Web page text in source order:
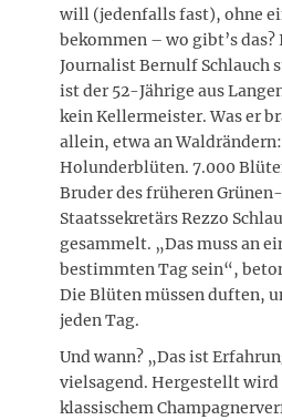
will (jedenfalls fast), ohne
bekommen – wo gibt’s
Journalist Bernulf Schlauch
ist der 52-Jährige aus
kein Kellermeister. Was er
allein, etwa an
Holunderblüten. 7.000
Bruder des früheren
Staatssekretärs Rezzo
gesammelt. „Das muss an
bestimmten Tag sein“,
Die Blüten müssen duften,
jeden Tag.
Und wann? „Das ist
vielsagend. Hergestellt wird
klassischem